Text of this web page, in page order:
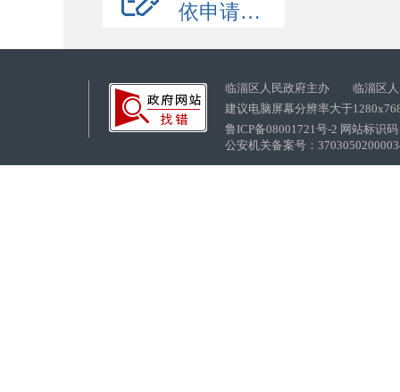
依申请公开
临淄区人民政府主办 临淄区人
建议电脑屏幕分辨率大于
鲁ICP备08001721号-2 网站标识
公安机关备案号：